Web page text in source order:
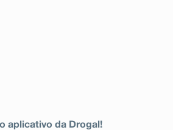
aplicativo da Drogal!